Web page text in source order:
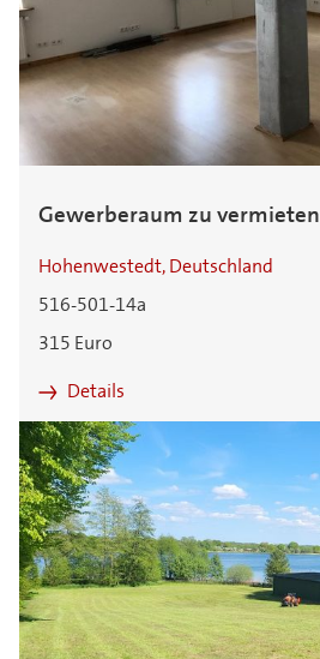
Gewerberaum zu vermieten
Hohenwestedt, Deutschland
516-501-14a
315 Euro
Details